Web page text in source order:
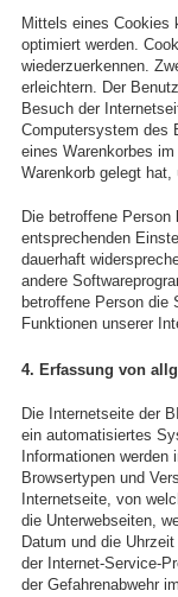
Mittels eines Cookies
optimiert werden.
wiederzuerkennen.
erleichtern. Der
Besuch der
Computersystem des
eines Warenkorbes
Warenkorb gelegt hat,
Die betroffene
entsprechenden
dauerhaft
andere
betroffene Person die
Funktionen unserer
4. Erfassung von
Die Internetseite der
ein automatisiertes
Informationen
Browsertypen und
Internetseite, von
die Unterwebseiten,
Datum und die
der Internet-Service-
der Gefahrenabwehr